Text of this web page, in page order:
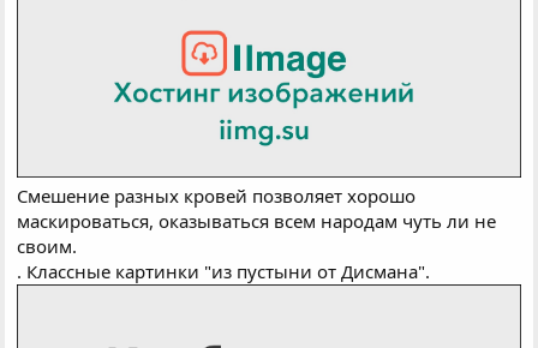
Смешение разных кровей позволяет хорошо
маскироваться, оказываться всем народам чуть ли не
своим.
. Классные картинки "из пустыни от Дисмана".